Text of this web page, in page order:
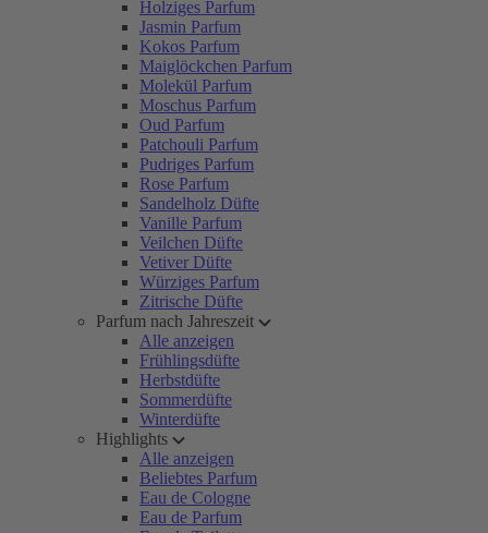
Holziges Parfum
Jasmin Parfum
Kokos Parfum
Maiglöckchen Parfum
Molekül Parfum
Moschus Parfum
Oud Parfum
Patchouli Parfum
Pudriges Parfum
Rose Parfum
Sandelholz Düfte
Vanille Parfum
Veilchen Düfte
Vetiver Düfte
Würziges Parfum
Zitrische Düfte
Parfum nach Jahreszeit
Alle anzeigen
Frühlingsdüfte
Herbstdüfte
Sommerdüfte
Winterdüfte
Highlights
Alle anzeigen
Beliebtes Parfum
Eau de Cologne
Eau de Parfum